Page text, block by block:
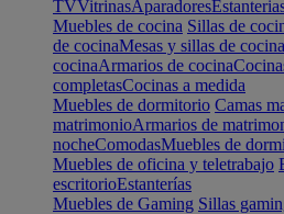
TVVitrinasAparadores
Muebles de cocina Sillas de
de cocinaMesas y sillas de cocina
cocinaArmarios de cocina
completasCocinas a medida
Muebles de dormitorio Camas
matrimonioArmarios de
nocheComodasMuebles de
Muebles de oficina y teletrabajo
escritorioEstanterías
Muebles de Gaming Sillas